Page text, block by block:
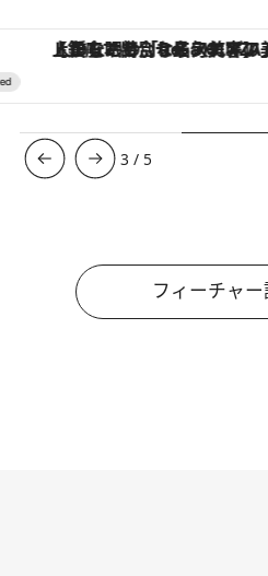
【銀座で出合う最旬美容】美髪ケアや上質な眠り…セルフケアのアップデートから、特別な名入れギフトま
3 / 5
フィーチャ